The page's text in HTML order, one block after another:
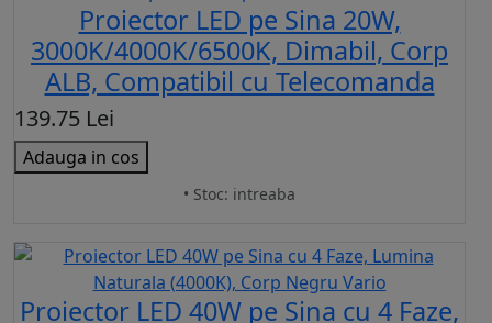
Proiector LED pe Sina 20W,
3000K/4000K/6500K, Dimabil, Corp
ALB, Compatibil cu Telecomanda
139.75 Lei
Adauga in cos
• Stoc: intreaba
Proiector LED 40W pe Sina cu 4 Faze,